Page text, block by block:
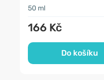
50 ml
166 Kč
Do košíku